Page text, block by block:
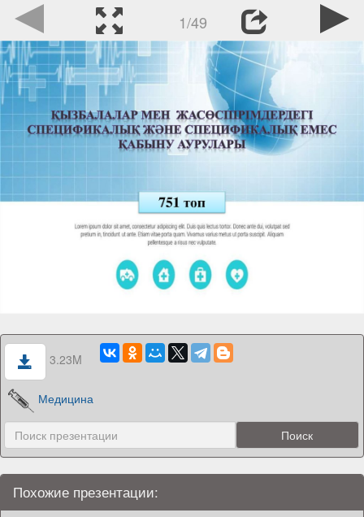
1/49
3.23M
Медицина
Похожие презентации: